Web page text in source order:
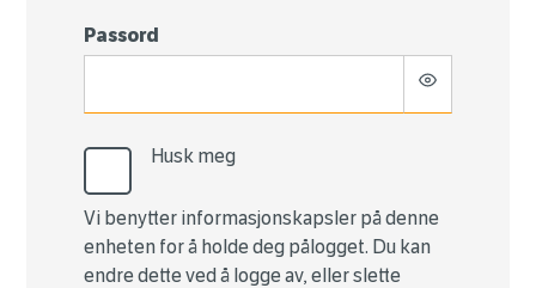
Passord
Husk meg
Vi benytter informasjonskapsler på denne
enheten for å holde deg pålogget. Du kan
endre dette ved å logge av, eller slette